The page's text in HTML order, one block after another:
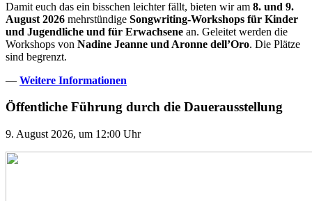
Damit euch das ein bisschen leichter fällt, bieten wir am 8. und 9.
August 2026 mehrstündige Songwriting-Workshops für Kinder
und Jugendliche und für Erwachsene an. Geleitet werden die
Workshops von Nadine Jeanne und Aronne dell’Oro. Die Plätze
sind begrenzt.
— Weitere Informationen
Öffentliche Führung durch die Dauerausstellung
9. August 2026, um 12:00 Uhr